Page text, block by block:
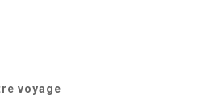
voyage